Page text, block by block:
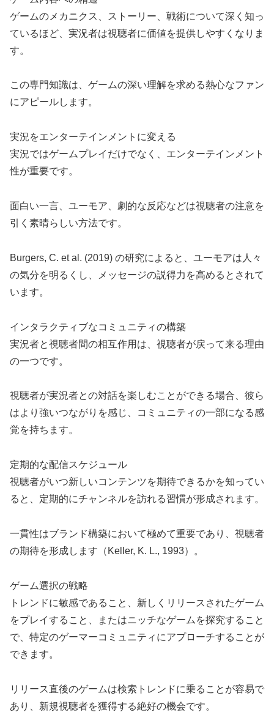
ゲームのメカニクス、ストーリー、戦術について深く知っ
ているほど、実況者は視聴者に価値を提供しやすくなりま
す。
この専門知識は、ゲームの深い理解を求める熱心なファン
にアピールします。
実況をエンターテインメントに変える
実況ではゲームプレイだけでなく、エンターテインメント
性が重要です。
面白い一言、ユーモア、劇的な反応などは視聴者の注意を
引く素晴らしい方法です。
Burgers, C. et al. (2019) の研究によると、ユーモアは人々
の気分を明るくし、メッセージの説得力を高めるとされて
います。
インタラクティブなコミュニティの構築
実況者と視聴者間の相互作用は、視聴者が戻って来る理由
の一つです。
視聴者が実況者との対話を楽しむことができる場合、彼ら
はより強いつながりを感じ、コミュニティの一部になる感
覚を持ちます。
定期的な配信スケジュール
視聴者がいつ新しいコンテンツを期待できるかを知ってい
ると、定期的にチャンネルを訪れる習慣が形成されます。
一貫性はブランド構築において極めて重要であり、視聴者
の期待を形成します（Keller, K. L., 1993）。
ゲーム選択の戦略
トレンドに敏感であること、新しくリリースされたゲーム
をプレイすること、またはニッチなゲームを探究すること
で、特定のゲーマーコミュニティにアプローチすることが
できます。
リリース直後のゲームは検索トレンドに乗ることが容易で
あり、新規視聴者を獲得する絶好の機会です。